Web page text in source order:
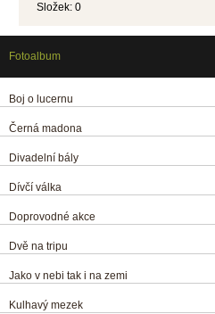
Složek: 0
Fotoalbum
Boj o lucernu
Černá madona
Divadelní bály
Dívčí válka
Doprovodné akce
Dvě na tripu
Jako v nebi tak i na zemi
Kulhavý mezek